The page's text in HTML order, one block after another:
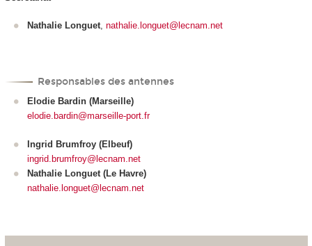
Nathalie Longuet, nathalie.longuet@lecnam.net
Responsables des antennes
Elodie Bardin (Marseille)
elodie.bardin@marseille-port.fr
Ingrid Brumfroy (Elbeuf)
ingrid.brumfroy@lecnam.net
Nathalie Longuet (Le Havre)
nathalie.longuet@lecnam.net